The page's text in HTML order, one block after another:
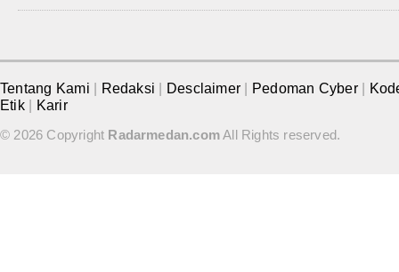
Tentang Kami Redaksi Desclaimer Pedoman Cyber
Etik
Karir
© 2026 Copyright Radarmedan.comAll Rights reserved.